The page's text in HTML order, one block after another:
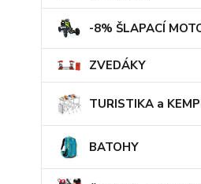
-8% ŠLAPACÍ
ZVEDÁKY
TURISTIKA a
BATOHY